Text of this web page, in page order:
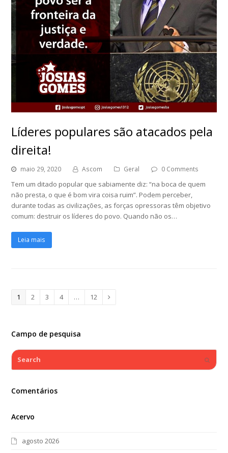
Líderes populares são atacados pela
direita!
maio 29, 2020 Ascom Geral 0 Comments
Tem um ditado popular que sabiamente diz: “na boca de quem
não presta, o que é bom vira coisa ruim”. Podem perceber,
durante todas as civilizações, as forças opressoras têm objetivo
comum: destruir os líderes do povo. Quando não os…
Leia mais
Page
1 Page
2 Page
3 Page
4 … Page
12
Campo de pesquisa
Search
Comentários
Acervo
agosto 2026